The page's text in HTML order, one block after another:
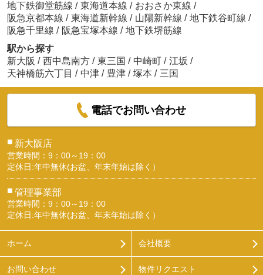
地下鉄御堂筋線 / 東海道本線 / おおさか東線 /
阪急京都本線 / 東海道新幹線 / 山陽新幹線 / 地下鉄谷町線 /
阪急千里線 / 阪急宝塚本線 / 地下鉄堺筋線
駅から探す
新大阪 / 西中島南方 / 東三国 / 中崎町 / 江坂 /
天神橋筋六丁目 / 中津 / 豊津 / 塚本 / 三国
電話でお問い合わせ
■ 新大阪店
営業時間：9：00～19：00
定休日:年中無休(お盆、年末年始は除く）
■ 管理事業部
営業時間：9：00～19：00
定休日:年中無休(お盆、年末年始は除く）
ホーム 会社概要
お問い合わせ 物件リクエスト